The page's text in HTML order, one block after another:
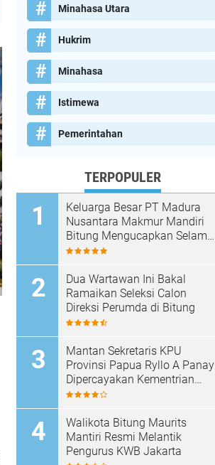
Minahasa Utara
Hukrim
Minahasa
Istimewa
Pemerintahan
TERPOPULER
Keluarga Besar PT Madura
Nusantara Makmur Mandiri
Bitung Mengucapkan Selamat
HUT Bhayangkara ke-80
Dua Wartawan Ini Bakal
Ramaikan Seleksi Calon
Direksi Perumda di Bitung
Mantan Sekretaris KPU
Provinsi Papua Ryllo A Panay
Dipercayakan Kementrian
ESDM RI Menjabat Direktur
Bukti
Walikota Bitung Maurits
Mantiri Resmi Melantik
Pengurus KWB Jakarta